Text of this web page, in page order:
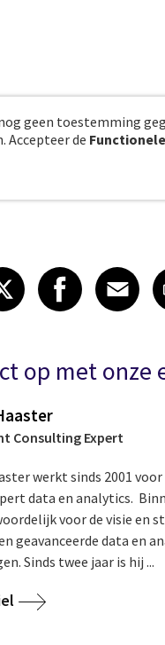
geen toestemming
Accepteer de
on
article
XShare
op met onze
Consulting Expert
werkt sinds 2001 voor
data en analytics.
voor de visie en
geavanceerde data en
Sinds twee jaar is hij ...